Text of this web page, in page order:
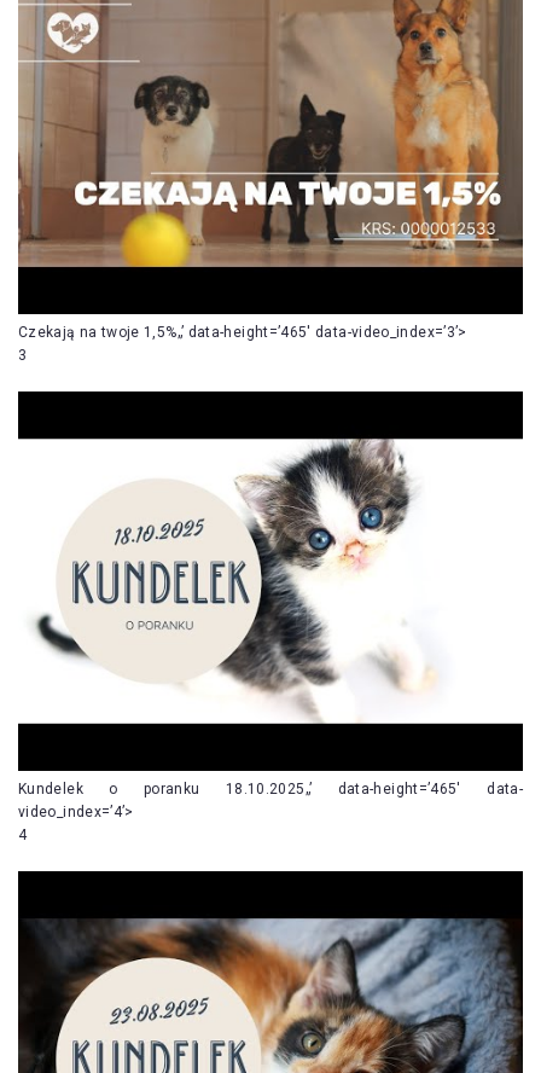
Czekają na twoje 1,5%„’ data-height=’465′ data-video_index=’3’>
3
Kundelek o poranku 18.10.2025„’ data-height=’465′ data-
video_index=’4’>
4